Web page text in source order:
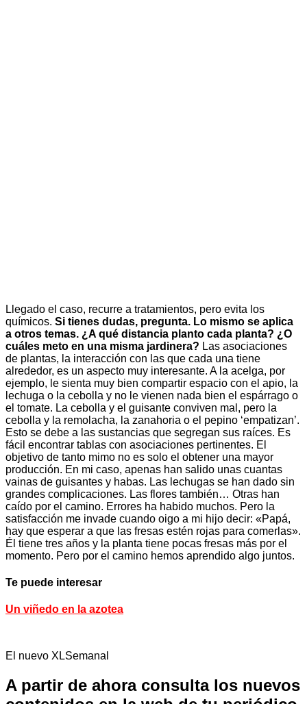
Llegado el caso, recurre a tratamientos, pero evita los
químicos. Si tienes dudas, pregunta. Lo mismo se aplica
a otros temas. ¿A qué distancia planto cada planta? ¿O
cuáles meto en una misma jardinera? Las asociaciones
de plantas, la interacción con las que cada una tiene
alrededor, es un aspecto muy interesante. A la acelga, por
ejemplo, le sienta muy bien compartir espacio con el apio, la
lechuga o la cebolla y no le vienen nada bien el espárrago o
el tomate. La cebolla y el guisante conviven mal, pero la
cebolla y la remolacha, la zanahoria o el pepino ‘empatizan’.
Esto se debe a las sustancias que segregan sus raíces. Es
fácil encontrar tablas con asociaciones pertinentes. El
objetivo de tanto mimo no es solo el obtener una mayor
producción. En mi caso, apenas han salido unas cuantas
vainas de guisantes y habas. Las lechugas se han dado sin
grandes complicaciones. Las flores también… Otras han
caído por el camino. Errores ha habido muchos. Pero la
satisfacción me invade cuando oigo a mi hijo decir: «Papá,
hay que esperar a que las fresas estén rojas para comerlas».
Él tiene tres años y la planta tiene pocas fresas más por el
momento. Pero por el camino hemos aprendido algo juntos.
Te puede interesar
Un viñedo en la azotea
El nuevo XLSemanal
A partir de ahora consulta los nuevos